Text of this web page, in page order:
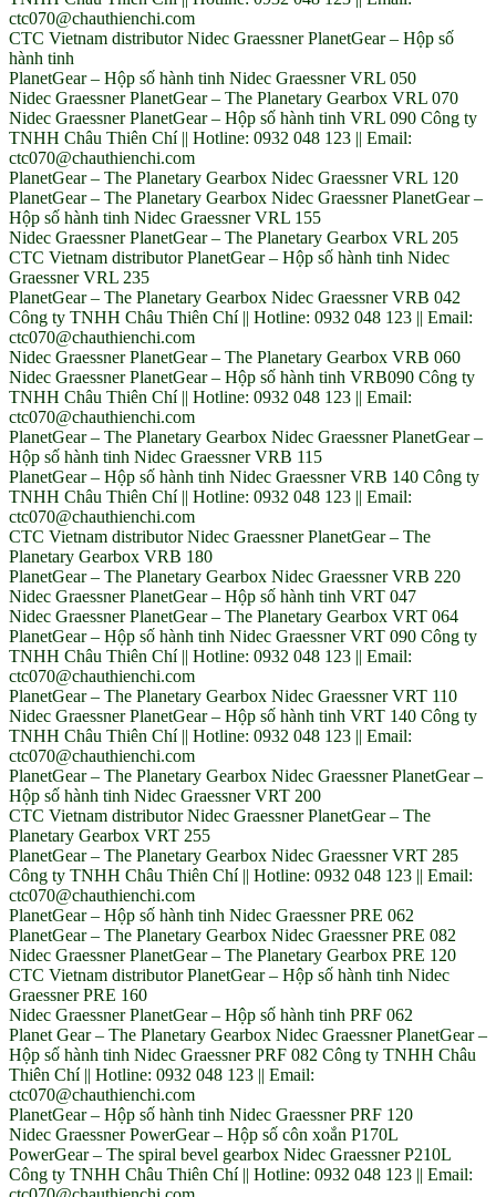
ctc070@chauthienchi.com
CTC Vietnam distributor Nidec Graessner PlanetGear – Hộp số
hành tinh
PlanetGear – Hộp số hành tinh Nidec Graessner VRL 050
Nidec Graessner PlanetGear – The Planetary Gearbox VRL 070
Nidec Graessner PlanetGear – Hộp số hành tinh VRL 090 Công ty
TNHH Châu Thiên Chí || Hotline: 0932 048 123 || Email:
ctc070@chauthienchi.com
PlanetGear – The Planetary Gearbox Nidec Graessner VRL 120
PlanetGear – The Planetary Gearbox Nidec Graessner PlanetGear –
Hộp số hành tinh Nidec Graessner VRL 155
Nidec Graessner PlanetGear – The Planetary Gearbox VRL 205
CTC Vietnam distributor PlanetGear – Hộp số hành tinh Nidec
Graessner VRL 235
PlanetGear – The Planetary Gearbox Nidec Graessner VRB 042
Công ty TNHH Châu Thiên Chí || Hotline: 0932 048 123 || Email:
ctc070@chauthienchi.com
Nidec Graessner PlanetGear – The Planetary Gearbox VRB 060
Nidec Graessner PlanetGear – Hộp số hành tinh VRB090 Công ty
TNHH Châu Thiên Chí || Hotline: 0932 048 123 || Email:
ctc070@chauthienchi.com
PlanetGear – The Planetary Gearbox Nidec Graessner PlanetGear –
Hộp số hành tinh Nidec Graessner VRB 115
PlanetGear – Hộp số hành tinh Nidec Graessner VRB 140 Công ty
TNHH Châu Thiên Chí || Hotline: 0932 048 123 || Email:
ctc070@chauthienchi.com
CTC Vietnam distributor Nidec Graessner PlanetGear – The
Planetary Gearbox VRB 180
PlanetGear – The Planetary Gearbox Nidec Graessner VRB 220
Nidec Graessner PlanetGear – Hộp số hành tinh VRT 047
Nidec Graessner PlanetGear – The Planetary Gearbox VRT 064
PlanetGear – Hộp số hành tinh Nidec Graessner VRT 090 Công ty
TNHH Châu Thiên Chí || Hotline: 0932 048 123 || Email:
ctc070@chauthienchi.com
PlanetGear – The Planetary Gearbox Nidec Graessner VRT 110
Nidec Graessner PlanetGear – Hộp số hành tinh VRT 140 Công ty
TNHH Châu Thiên Chí || Hotline: 0932 048 123 || Email:
ctc070@chauthienchi.com
PlanetGear – The Planetary Gearbox Nidec Graessner PlanetGear –
Hộp số hành tinh Nidec Graessner VRT 200
CTC Vietnam distributor Nidec Graessner PlanetGear – The
Planetary Gearbox VRT 255
PlanetGear – The Planetary Gearbox Nidec Graessner VRT 285
Công ty TNHH Châu Thiên Chí || Hotline: 0932 048 123 || Email:
ctc070@chauthienchi.com
PlanetGear – Hộp số hành tinh Nidec Graessner PRE 062
PlanetGear – The Planetary Gearbox Nidec Graessner PRE 082
Nidec Graessner PlanetGear – The Planetary Gearbox PRE 120
CTC Vietnam distributor PlanetGear – Hộp số hành tinh Nidec
Graessner PRE 160
Nidec Graessner PlanetGear – Hộp số hành tinh PRF 062
Planet Gear – The Planetary Gearbox Nidec Graessner PlanetGear –
Hộp số hành tinh Nidec Graessner PRF 082 Công ty TNHH Châu
Thiên Chí || Hotline: 0932 048 123 || Email:
ctc070@chauthienchi.com
PlanetGear – Hộp số hành tinh Nidec Graessner PRF 120
Nidec Graessner PowerGear – Hộp số côn xoắn P170L
PowerGear – The spiral bevel gearbox Nidec Graessner P210L
Công ty TNHH Châu Thiên Chí || Hotline: 0932 048 123 || Email: